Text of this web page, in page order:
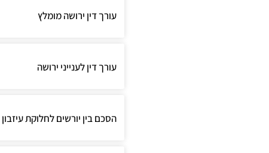
עורך דין ירושה מומלץ
עורך דין לענייני ירושה
הסכם בין יורשים לחלוקת עיזבון